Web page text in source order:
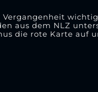
Vergangenheit
aus dem NLZ
die rote Karte auf